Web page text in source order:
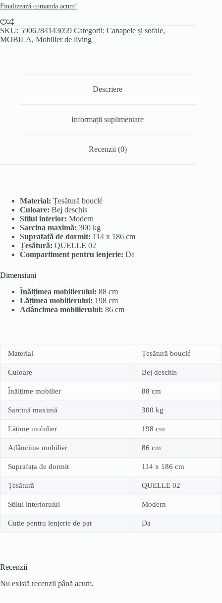
Finalizează comanda acum!
SKU: 5906284143059 Categorii: Canapele și sofale,
MOBILA, Mobilier de living
Descriere
Informații suplimentare
Recenzii (0)
Material: Țesătură bouclé
Culoare: Bej deschis
Stilul interior: Modern
Sarcina maximă: 300 kg
Suprafață de dormit: 114 x 186 cm
Țesătură: QUELLE 02
Compartiment pentru lenjerie: Da
Dimensiuni
Înălțimea mobilierului: 88 cm
Lățimea mobilierului: 198 cm
Adâncimea mobilierului: 86 cm
Material Țesătură bouclé
Culoare Bej deschis
Înălțime mobilier 88 cm
Sarcină maximă 300 kg
Lățime mobilier 198 cm
Adâncime mobilier 86 cm
Suprafața de dormit 114 x 186 cm
Țesătură QUELLE 02
Stilul interiorului Modern
Cutie pentru lenjerie de pat Da
Recenzii
Nu există recenzii până acum.